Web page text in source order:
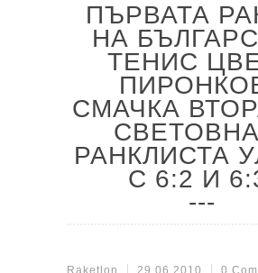
ПЪРВАТА
НА
ТЕНИС
СМАЧКА
РАНКЛИСТА
С 6:2 И
Raketlon 29.06.2010 0